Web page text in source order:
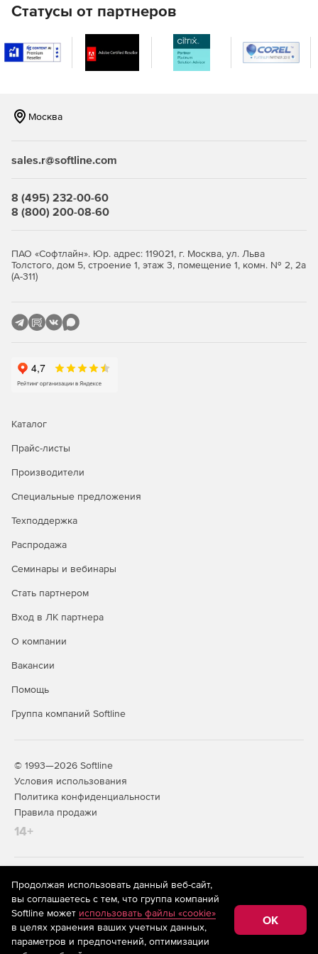
числе с поддержкой PAE, netbook и новейших
процессоров Intel).
Обновленные драйвера Intel, NVIDIA и AMD с
Mesa 7.11.
помощью Bumblebee (не включена на DVD, но может
быть установлена из основного репозитория Main).
KnetworkManager 0.9.
Исправленный и улучшенный инструментарий для
Поддержка LSB.
Mozilla Firefox 10 LTS.
Статусы от партнеров
Москва
sales.r@softline.com
8 (495) 232-00-60
8 (800) 200-08-60
ПАО «Софтлайн». Юр. адрес: 119021, г. Москва, ул. Льва
Толстого, дом 5, строение 1, этаж 3, помещение 1, комн. № 2, 2а
(А-311)
Каталог
Прайс-листы
Производители
Специальные предложения
Техподдержка
Распродажа
Семинары и вебинары
Стать партнером
Вход в ЛК партнера
О компании
Вакансии
Помощь
Группа компаний Softline
© 1993—2026 Softline
Условия использования
Политика конфиденциальности
Правила продажи
14+
На информационном ресурсе store.softline.ru применяются
рекомендательные технологии
(информационные технологии
предоставления информации на основе сбора,
систематизации и анализа сведений, относящихся к
предпочтениям пользователей сети «Интернет»,
находящихся на территории Российской Федерации)
Продолжая использовать данный веб-сайт,
вы соглашаетесь с тем, что группа компаний
Softline может использовать файлы «cookie»
в целях хранения ваших учетных данных,
параметров и предпочтений, оптимизации
OK